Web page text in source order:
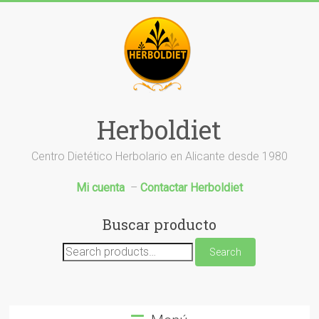
Herboldiet
Centro Dietético Herbolario en Alicante desde 1980
Mi cuenta – Contactar Herboldiet
Buscar producto
Search
for:
Search